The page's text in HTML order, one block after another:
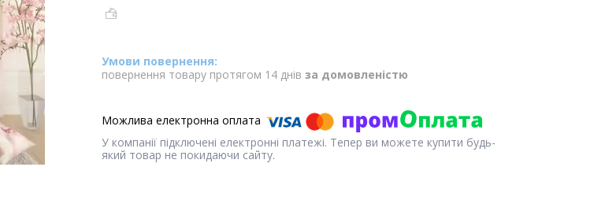
повернення товару протягом 14 днів за домовленістю
У компанії підключені електронні платежі. Тепер ви можете купити будь-
який товар не покидаючи сайту.